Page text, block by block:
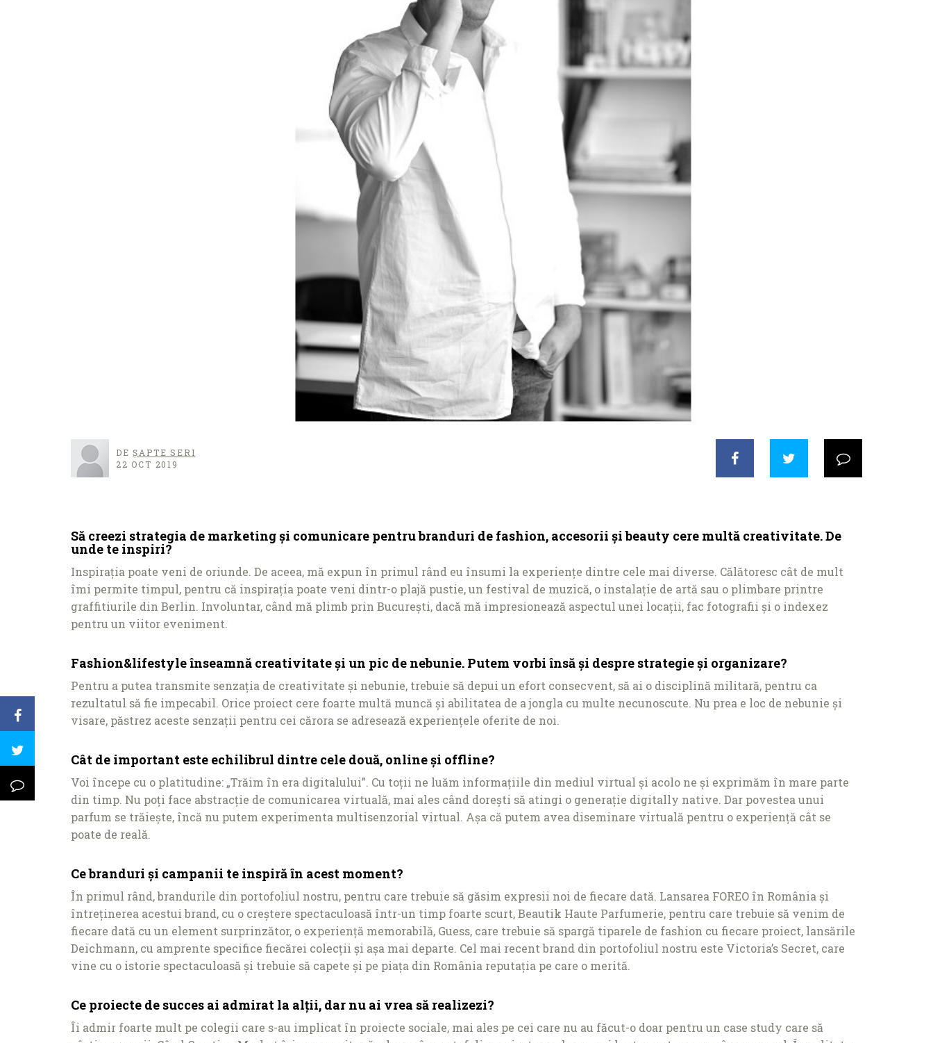
DEȘAPTE SERI
22 OCT 2019
Să creezi strategia de marketing și comunicare pentru branduri de fashion, accesorii și beauty cere multă creativitate. De
unde te inspiri?
Inspiraţia poate veni de oriunde. De aceea, mă expun în primul rând eu însumi la experienţe dintre cele mai diverse. Călătoresc cât de mult
îmi permite timpul, pentru că inspiraţia poate veni dintr-o plajă pustie, un festival de muzică, o instalaţie de artă sau o plimbare printre
graffitiurile din Berlin. Involuntar, când mă plimb prin București, dacă mă impresionează aspectul unei locaţii, fac fotografii și o indexez
pentru un viitor eveniment.
Fashion&lifestyle înseamnă creativitate și un pic de nebunie. Putem vorbi însă și despre strategie și organizare?
Pentru a putea transmite senzaţia de creativitate și nebunie, trebuie să depui un efort consecvent, să ai o disciplină militară, pentru ca
rezultatul să fie impecabil. Orice proiect cere foarte multă muncă și abilitatea de a jongla cu multe necunoscute. Nu prea e loc de nebunie și
visare, păstrez aceste senzaţii pentru cei cărora se adresează experienţele oferite de noi.
Cât de important este echilibrul dintre cele două, online și offline?
Voi începe cu o platitudine: „Trăim în era digitalului”. Cu toţii ne luăm informaţiile din mediul virtual și acolo ne și exprimăm în mare parte
din timp. Nu poţi face abstracţie de comunicarea virtuală, mai ales când dorești să atingi o generaţie digitally native. Dar povestea unui
parfum se trăiește, încă nu putem experimenta multisenzorial virtual. Așa că putem avea diseminare virtuală pentru o experienţă cât se
poate de reală.
Ce branduri și campanii te inspiră în acest moment?
În primul rând, brandurile din portofoliul nostru, pentru care trebuie să găsim expresii noi de fiecare dată. Lansarea FOREO în România și
întreţinerea acestui brand, cu o creștere spectaculoasă într-un timp foarte scurt, Beautik Haute Parfumerie, pentru care trebuie să venim de
fiecare dată cu un element surprinzător, o experienţă memorabilă, Guess, care trebuie să spargă tiparele de fashion cu fiecare proiect, lansările
Deichmann, cu amprente specifice fiecărei colecţii și așa mai departe. Cel mai recent brand din portofoliul nostru este Victoria’s Secret, care
vine cu o istorie spectaculoasă și trebuie să capete și pe piaţa din România reputaţia pe care o merită.
Ce proiecte de succes ai admirat la alţii, dar nu ai vrea să realizezi?
Îi admir foarte mult pe colegii care s-au implicat în proiecte sociale, mai ales pe cei care nu au făcut-o doar pentru un case study care să